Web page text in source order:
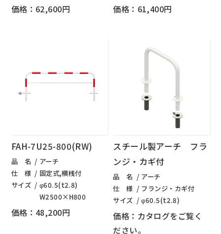
価格：62,600円 価格：61,400円
FAH-7U25-800(RW)
品 名
アーチ
仕 様
固定式,横桟付
サイズ
φ60.5(t2.8)
W2500×H800
価格：48,200円
スチール製アーチ フラ
ンジ・カギ付
品 名
アーチ
仕 様
フランジ・カギ付
サイズ
φ60.5(t2.8)
価格：カタログをご覧く
ださい。